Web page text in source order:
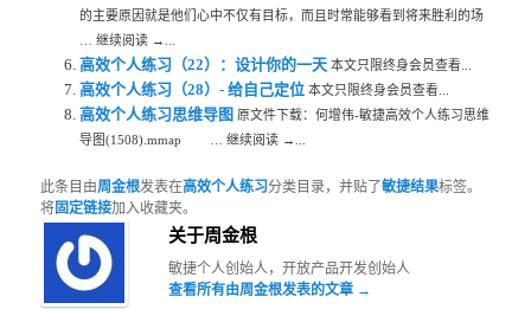
的主要原因就是他们心中不仅有目标，而且时常能够看到将来胜利的场
… 继续阅读 →...
高效个人练习（22）：设计你的一天 本文只限终身会员查看...
高效个人练习（28）- 给自己定位 本文只限终身会员查看...
高效个人练习思维导图 原文件下载：何增伟-敏捷高效个人练习思维
导图(1508).mmap … 继续阅读 →...
此条目由周金根发表在高效个人练习分类目录，并贴了敏捷结果标签。
将固定链接加入收藏夹。
关于周金根
敏捷个人创始人，开放产品开发创始人
查看所有由周金根发表的文章 →